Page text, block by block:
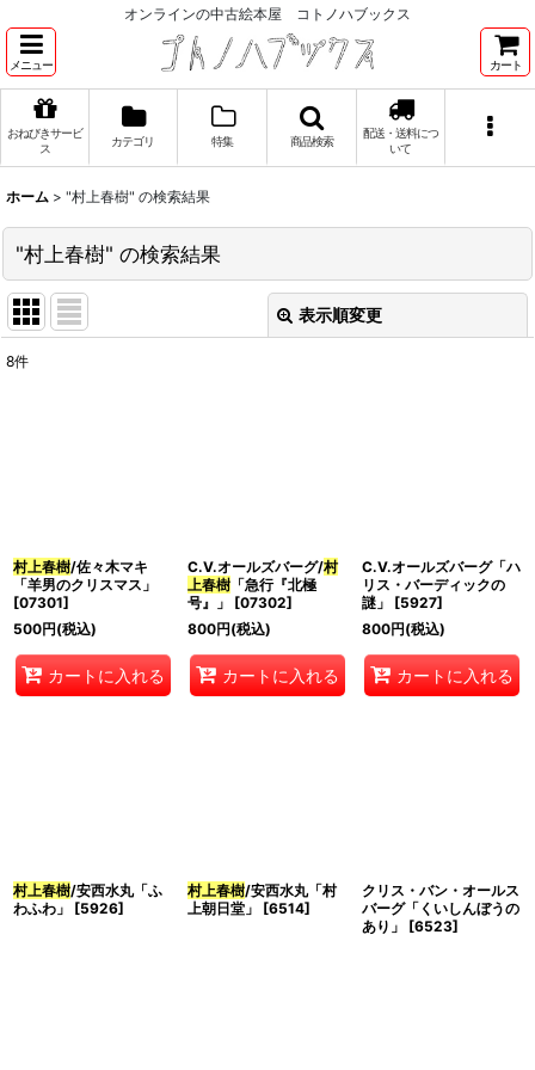
オンラインの中古絵本屋 コトノハブックス
メニュー カート
おねびきサービ
ス
カテゴリ 特集 商品検索
配送・送料につ
いて
ホーム > "村上春樹" の検索結果
"村上春樹" の検索結果
表示順変更
絞り込む
8件
村上春樹/佐々木マキ
「羊男のクリスマス」
[07301]
500円(税込)
カートに入れる
C.V.オールズバーグ/村
上春樹「急行『北極
号』」
[07302]
800円(税込)
カートに入れる
C.V.オールズバーグ「ハ
リス・バーディックの
謎」
[5927]
800円(税込)
カートに入れる
村上春樹/安西水丸「ふ
わふわ」
[5926]
村上春樹/安西水丸「村
上朝日堂」
[6514]
クリス・バン・オールス
バーグ「くいしんぼうの
あり」
[6523]